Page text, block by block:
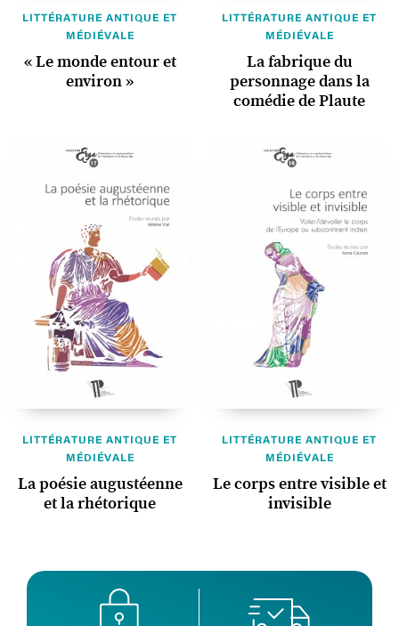
LITTÉRATURE ANTIQUE ET
MÉDIÉVALE
« Le monde entour et
environ »
LITTÉRATURE ANTIQUE ET
MÉDIÉVALE
La fabrique du
personnage dans la
comédie de Plaute
LITTÉRATURE ANTIQUE ET
MÉDIÉVALE
La poésie augustéenne
et la rhétorique
LITTÉRATURE ANTIQUE ET
MÉDIÉVALE
Le corps entre visible et
invisible